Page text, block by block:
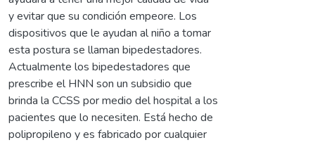
y evitar que su condición empeore. Los
dispositivos que le ayudan al niño a tomar
esta postura se llaman bipedestadores.
Actualmente los bipedestadores que
prescribe el HNN son un subsidio que
brinda la CCSS por medio del hospital a los
pacientes que lo necesiten. Está hecho de
polipropileno y es fabricado por cualquier